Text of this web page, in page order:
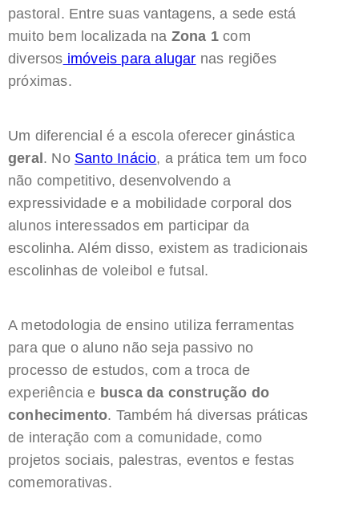
pastoral. Entre suas vantagens, a sede está
muito bem localizada na Zona 1com
diversos imóveis para alugar nas regiões
próximas.
Um diferencial é a escola oferecer ginástica
geral . No Santo Inácio, a prática tem um foco
não competitivo, desenvolvendo a
expressividade e a mobilidade corporal dos
alunos interessados em participar da
escolinha. Além disso, existem as tradicionais
escolinhas de voleibol e futsal.
A metodologia de ensino utiliza ferramentas
para que o aluno não seja passivo no
processo de estudos, com a troca de
experiência e busca da construção do
conhecimento. Também há diversas práticas
de interação com a comunidade, como
projetos sociais, palestras, eventos e festas
comemorativas.